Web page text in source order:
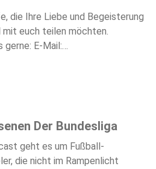
die Ihre Liebe und Begeisterung
mit euch teilen möchten.
E-Mail:
Instagram: laufen_lassen
Der Bundesliga
geht es um Fußball-
die nicht im Rampenlicht